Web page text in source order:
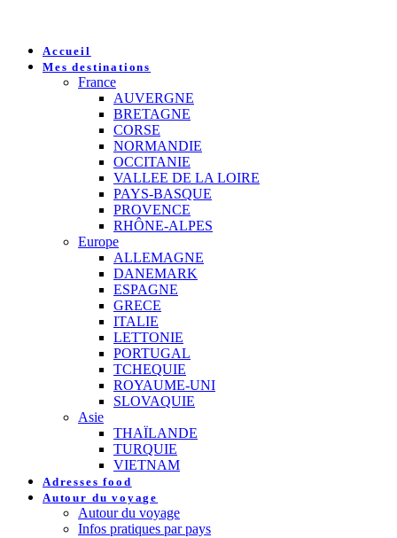
Accueil
Mes destinations
France
AUVERGNE
BRETAGNE
CORSE
NORMANDIE
OCCITANIE
VALLEE DE LA LOIRE
PAYS-BASQUE
PROVENCE
RHÔNE-ALPES
Europe
ALLEMAGNE
DANEMARK
ESPAGNE
GRECE
ITALIE
LETTONIE
PORTUGAL
TCHEQUIE
ROYAUME-UNI
SLOVAQUIE
Asie
THAÏLANDE
TURQUIE
VIETNAM
Adresses food
Autour du voyage
Autour du voyage
Infos pratiques par pays